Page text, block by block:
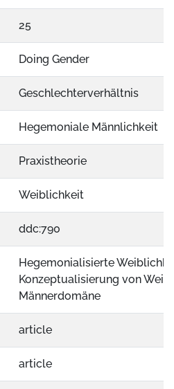
25
Doing Gender
Geschlechterverhältnis
Hegemoniale Männlichkeit
Praxistheorie
Weiblichkeit
ddc:790
Hegemonialisierte
Konzeptualisierung von
Männerdomäne
article
article